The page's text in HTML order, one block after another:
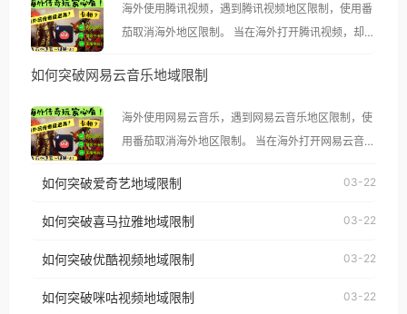
海外使用腾讯视频，遇到腾讯视频地区限制，使用番
茄取消海外地区限制。 当在海外打开腾讯视频，却突
示语。 海外用户如香港、澳门、台湾、美国、加拿
像其他音乐平台一样，出现地区及版权限制问题，且
仅能在中国大陆地区播放。 遇到这个问题的朋友们，
台湾、美国、加拿大、澳大利亚、欧洲等国家和地区
权限制所困扰。
如何突破网易云音乐地域限制
海外使用网易云音乐，遇到网易云音乐地区限制，使
用番茄取消海外地区限制。 当在海外打开网易云音
播放”的提示语。 海外用户如香港、澳门、台湾、美
制问题，且仅能在中国大陆地区播放。 遇到这个问题
户收听网易云音乐地区版权限制」的问题，无论人在
如何突破爱奇艺地域限制 03-22
如何突破喜马拉雅地域限制 03-22
如何突破优酷视频地域限制 03-22
如何突破咪咕视频地域限制 03-22